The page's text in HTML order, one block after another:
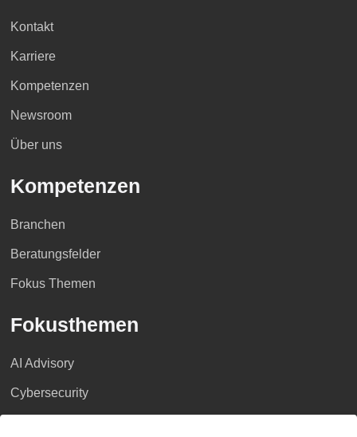
Kontakt
Karriere
Kompetenzen
Newsroom
Über uns
Kompetenzen
Branchen
Beratungsfelder
Fokus Themen
Fokusthemen
AI Advisory
Cybersecurity